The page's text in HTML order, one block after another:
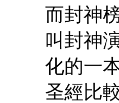
而封神
叫封神
化的一
圣經比